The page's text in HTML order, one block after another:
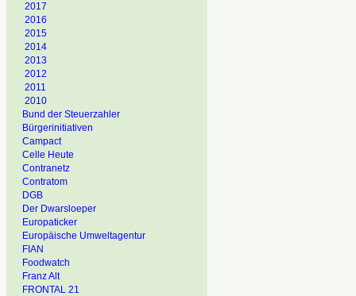
2017
2016
2015
2014
2013
2012
2011
2010
Bund der Steuerzahler
Bürgerinitiativen
Campact
Celle Heute
Contranetz
Contratom
DGB
Der Dwarsloeper
Europaticker
Europäische Umweltagentur
FIAN
Foodwatch
Franz Alt
FRONTAL 21